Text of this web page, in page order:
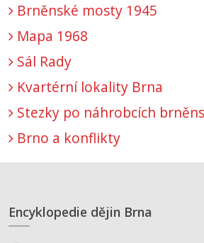
Brněnské mosty 1945
Mapa 1968
Sál Rady
Kvartérní lokality Brna
Stezky po náhrobcích
Brno a konflikty
Encyklopedie dějin Brna